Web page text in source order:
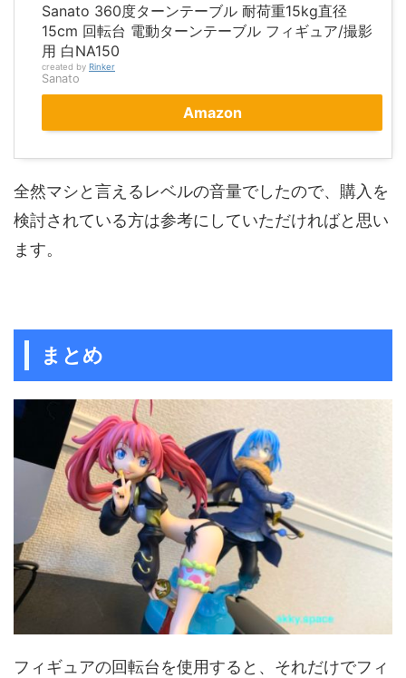
Sanato 360度ターンテーブル 耐荷重15kg直径
15cm 回転台 電動ターンテーブル フィギュア/撮影
用 白NA150
created by Rinker
Sanato
Amazon
全然マシと言えるレベルの音量でしたので、購入を
検討されている方は参考にしていただければと思い
ます。
まとめ
フィギュアの回転台を使用すると、それだけでフィ